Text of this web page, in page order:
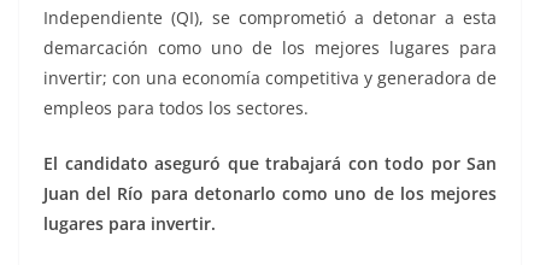
Independiente (QI), se comprometió a detonar a esta
demarcación como uno de los mejores lugares para
invertir; con una economía competitiva y generadora de
empleos para todos los sectores.
El candidato aseguró que trabajará con todo por San
Juan del Río para detonarlo como uno de los mejores
lugares para invertir.